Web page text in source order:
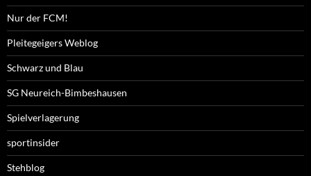
Nur der FCM!
Pleitegeigers Weblog
Schwarz und Blau
SG Neureich-Bimbeshausen
Spielverlagerung
sportinsider
Stehblog